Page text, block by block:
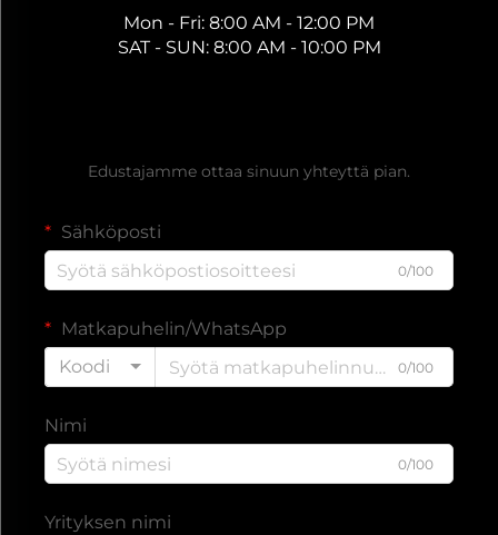
Mon - Fri: 8:00 AM - 12:00 PM
SAT - SUN: 8:00 AM - 10:00 PM
Edustajamme ottaa sinuun yhteyttä pian.
Sähköposti
0/100
Matkapuhelin/WhatsApp
Koodi
0/100
Nimi
0/100
Yrityksen nimi